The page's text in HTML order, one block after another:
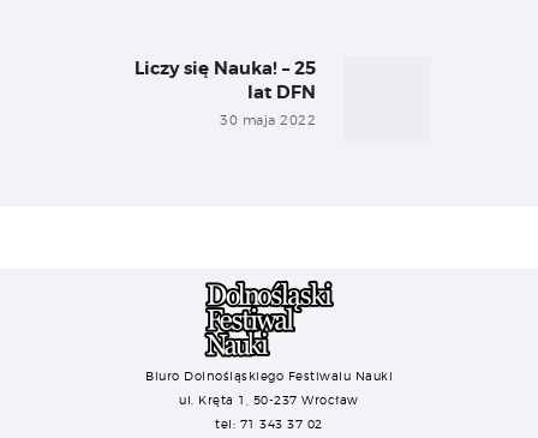
Liczy się Nauka! – 25
lat DFN
30 maja 2022
Biuro Dolnośląskiego Festiwalu Nauki
ul. Kręta 1, 50-237 Wrocław
tel: 71 343 37 02